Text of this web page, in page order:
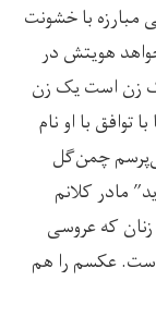
جهانی مبارزه با خشونت
هویتش در
زن است یک زن
توافق با او نام
چمن‌گل
مادر کلانم
که عروسی
عکسم را هم